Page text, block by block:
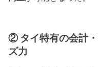
② タイ特有の会計
ズ力